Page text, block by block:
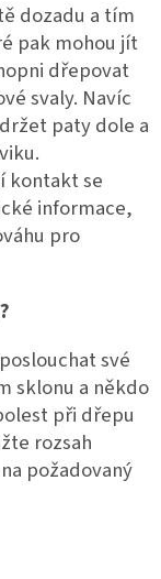
dozadu a tím
pak mohou jít
dřepovat
svaly. Navíc
paty dole a
kontakt se
informace,
pro
své
sklonu a někdo
při dřepu
rozsah
požadovaný